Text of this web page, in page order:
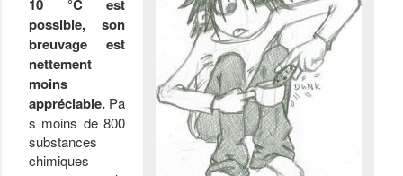
10 °C est
possible, son
breuvage est
nettement
moins
appréciable. Pa
s moins de 800
substances
chimiques